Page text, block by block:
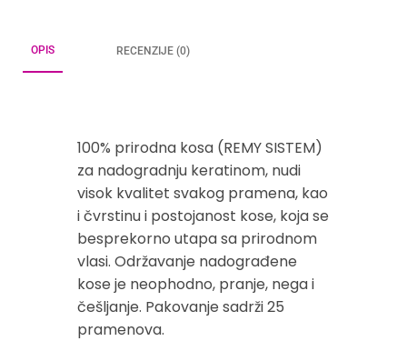
OPIS RECENZIJE (0)
100% prirodna kosa (REMY SISTEM)
za nadogradnju keratinom, nudi
visok kvalitet svakog pramena, kao
i čvrstinu i postojanost kose, koja se
besprekorno utapa sa prirodnom
vlasi. Održavanje nadograđene
kose je neophodno, pranje, nega i
češljanje. Pakovanje sadrži 25
pramenova.